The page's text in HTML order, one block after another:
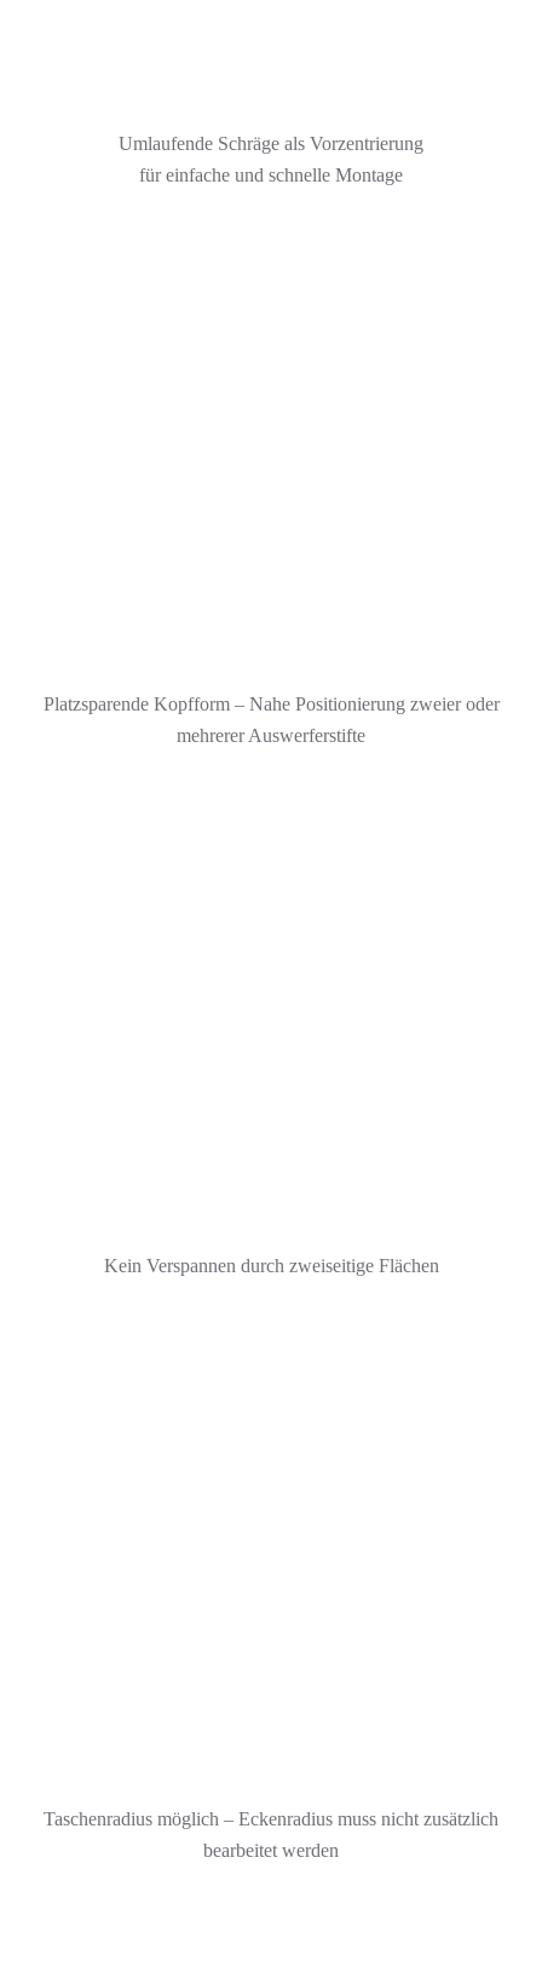
Umlaufende Schräge als Vorzentrierung
für einfache und schnelle Montage
Platzsparende Kopfform – Nahe Positionierung zweier oder
mehrerer Auswerferstifte
Kein Verspannen durch zweiseitige Flächen
Taschenradius möglich – Eckenradius muss nicht zusätzlich
bearbeitet werden